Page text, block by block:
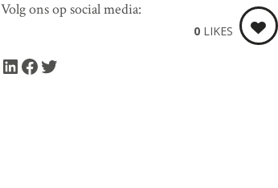
0 LIKES
Volg ons op social media:
LinkedIn Facebook